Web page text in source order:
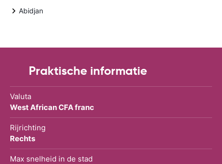
Abidjan
Praktische informatie
Valuta
West African CFA franc
Rijrichting
Rechts
Max snelheid in de stad